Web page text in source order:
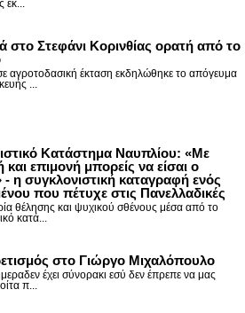
έκ...
στο Στεφάνι Κορινθίας ορατή από το
αγροτοδασική έκταση εκδηλώθηκε το απόγευμα
...
Κατάστημα Ναυπλίου: «Με
επιμονή μπορείς να είσαι ο
- η συγκλονιστική καταγραφή ενός
που πέτυχε στις Πανελλαδικές
θέλησης και ψυχικού σθένους μέσα από το
κατά...
στο Γιώργο Μιχαλόπουλο
έχει σύνορακι εσύ δεν έπρεπε να μας
π...